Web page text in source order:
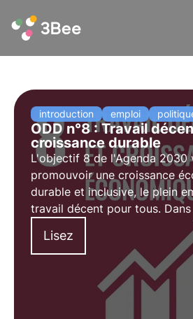
introduction emploi
ODD n°8 : Travail
croissance durable
L'objectif 8 de l'Agenda 2030
promouvoir une croissance
durable et inclusive, le plein
travail décent pour tous.
explorerons les objectifs et
l'objectif 8,mais aussi
sociales visant à promouvoir
Lisez